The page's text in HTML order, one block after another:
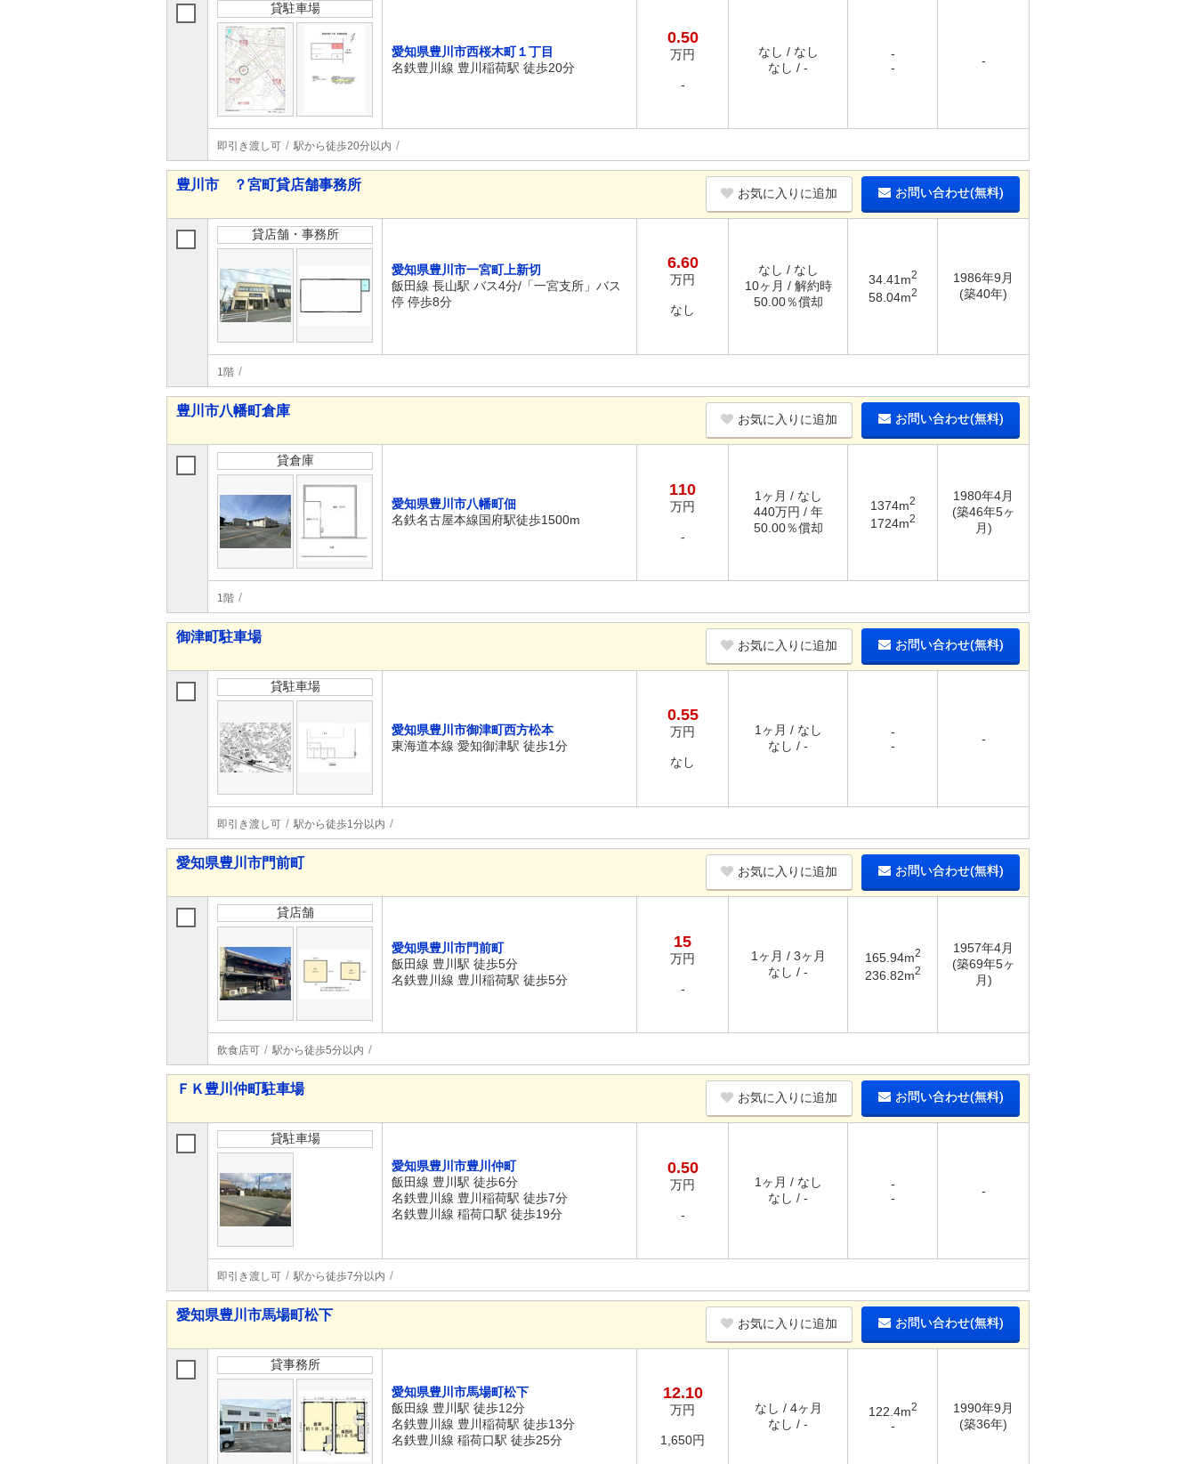
貸駐車場
愛知県豊川市西桜木町１丁目
名鉄豊川線 豊川稲荷駅 徒歩20分
0.50
万円
-
なし / なし
なし / -
-
-
-
即引き渡し可 駅から徒歩20分以内
豊川市 ？宮町貸店舗事務所
お気に入りに追加 お問い合わせ(無料)
貸店舗・事務所
愛知県豊川市一宮町上新切
飯田線 長山駅 バス4分/「一宮支所」バス
停 停歩8分
6.60
万円
なし
なし / なし
10ヶ月 / 解約時
50.00％償却
34.41m2
58.04m2
1986年9月
(築40年)
1階
豊川市八幡町倉庫
お気に入りに追加 お問い合わせ(無料)
貸倉庫
愛知県豊川市八幡町佃
名鉄名古屋本線国府駅徒歩1500m
110
万円
-
1ヶ月 / なし
440万円 / 年
50.00％償却
1374m2
1724m2
1980年4月
(築46年5ヶ
月)
1階
御津町駐車場
お気に入りに追加 お問い合わせ(無料)
貸駐車場
愛知県豊川市御津町西方松本
東海道本線 愛知御津駅 徒歩1分
0.55
万円
なし
1ヶ月 / なし
なし / -
-
-
-
即引き渡し可 駅から徒歩1分以内
愛知県豊川市門前町
お気に入りに追加 お問い合わせ(無料)
貸店舗
愛知県豊川市門前町
飯田線 豊川駅 徒歩5分
名鉄豊川線 豊川稲荷駅 徒歩5分
15
万円
-
1ヶ月 / 3ヶ月
なし / -
165.94m2
236.82m2
1957年4月
(築69年5ヶ
月)
飲食店可 駅から徒歩5分以内
ＦＫ豊川仲町駐車場
お気に入りに追加 お問い合わせ(無料)
貸駐車場
愛知県豊川市豊川仲町
飯田線 豊川駅 徒歩6分
名鉄豊川線 豊川稲荷駅 徒歩7分
名鉄豊川線 稲荷口駅 徒歩19分
0.50
万円
-
1ヶ月 / なし
なし / -
-
-
-
即引き渡し可 駅から徒歩7分以内
愛知県豊川市馬場町松下
お気に入りに追加 お問い合わせ(無料)
貸事務所
愛知県豊川市馬場町松下
飯田線 豊川駅 徒歩12分
名鉄豊川線 豊川稲荷駅 徒歩13分
名鉄豊川線 稲荷口駅 徒歩25分
12.10
万円
1,650円
なし / 4ヶ月
なし / -
122.4m2
-
1990年9月
(築36年)